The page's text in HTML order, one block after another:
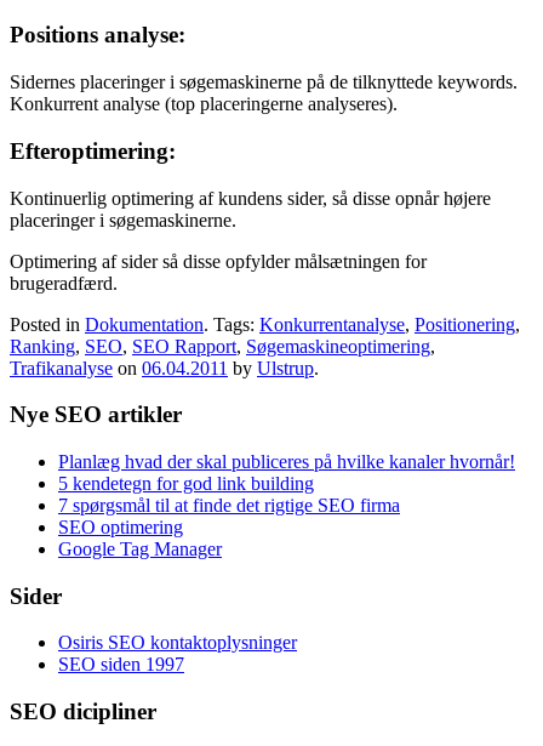
Positions analyse:
Sidernes placeringer i søgemaskinerne på de tilknyttede keywords.
Konkurrent analyse (top placeringerne analyseres).
Efteroptimering:
Kontinuerlig optimering af kundens sider, så disse opnår højere
placeringer i søgemaskinerne.
Optimering af sider så disse opfylder målsætningen for
brugeradfærd.
Posted in Dokumentation. Tags: Konkurrentanalyse, Positionering,
Ranking, SEO, SEO Rapport, Søgemaskineoptimering,
Trafikanalyse on 06.04.2011 by Ulstrup.
Nye SEO artikler
Planlæg hvad der skal publiceres på hvilke kanaler hvornår!
5 kendetegn for god link building
7 spørgsmål til at finde det rigtige SEO firma
SEO optimering
Google Tag Manager
Sider
Osiris SEO kontaktoplysninger
SEO siden 1997
SEO dicipliner